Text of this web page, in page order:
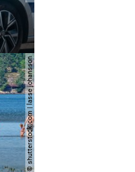
© shutterstock.com | lasse johansson